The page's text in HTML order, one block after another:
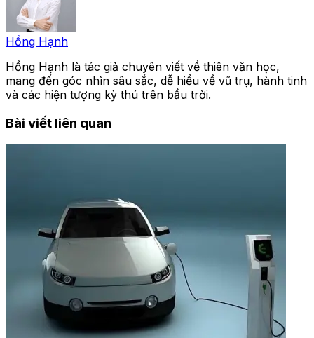
Hồng Hạnh
Hồng Hạnh là tác giả chuyên viết về thiên văn học,
mang đến góc nhìn sâu sắc, dễ hiểu về vũ trụ, hành tinh
và các hiện tượng kỳ thú trên bầu trời.
Bài viết liên quan